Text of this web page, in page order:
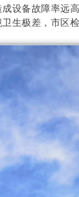
设备故障率远
生极差，市区